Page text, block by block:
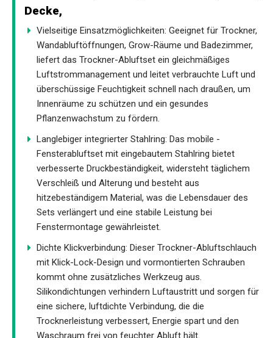
Decke,
Vielseitige Einsatzmöglichkeiten: Geeignet für Trockner,
Wandabluftöffnungen, Grow-Räume und Badezimmer,
liefert das Trockner-Abluftset ein gleichmäßiges
Luftstrommanagement und leitet verbrauchte Luft und
überschüssige Feuchtigkeit schnell nach draußen, um
Innenräume zu schützen und ein gesundes
Pflanzenwachstum zu fördern.
Langlebiger integrierter Stahlring: Das mobile -
Fensterabluftset mit eingebautem Stahlring bietet
verbesserte Druckbeständigkeit, widersteht täglichem
Verschleiß und Alterung und besteht aus
hitzebeständigem Material, was die Lebensdauer des
Sets verlängert und eine stabile Leistung bei
Fenstermontage gewährleistet.
Dichte Klickverbindung: Dieser Trockner-Abluftschlauch
mit Klick-Lock-Design und vormontierten Schrauben
kommt ohne zusätzliches Werkzeug aus.
Silikondichtungen verhindern Luftaustritt und sorgen für
eine sichere, luftdichte Verbindung, die die
Trocknerleistung verbessert, Energie spart und den
Waschraum frei von feuchter Abluft hält.